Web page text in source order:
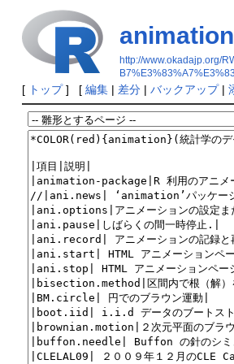
http://www.okadajp.org/
[ トップ] [ 編集| 差分| バックアップ|